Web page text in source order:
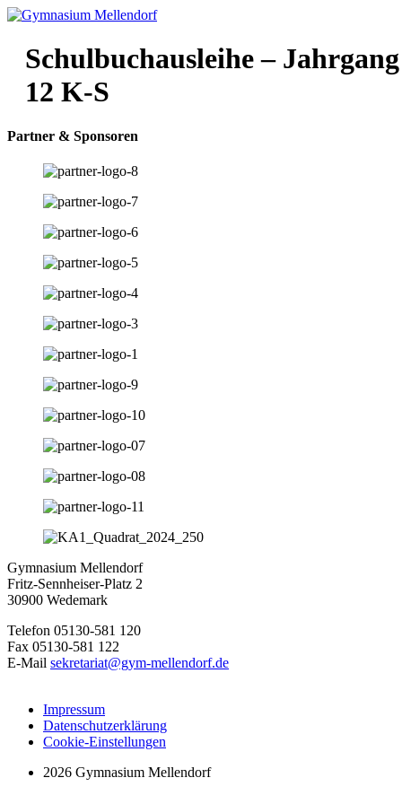
Zum
wechseln
Schulbuchausleihe – Jahrgang
12 K-S
Partner & Sponsoren
Gymnasium Mellendorf
Fritz-Sennheiser-Platz 2
30900 Wedemark
Telefon 05130-581 120
Fax 05130-581 122
E-Mail sekretariat@gym-mellendorf.de
Impressum
Datenschutzerklärung
Cookie-Einstellungen
2026 Gymnasium Mellendorf